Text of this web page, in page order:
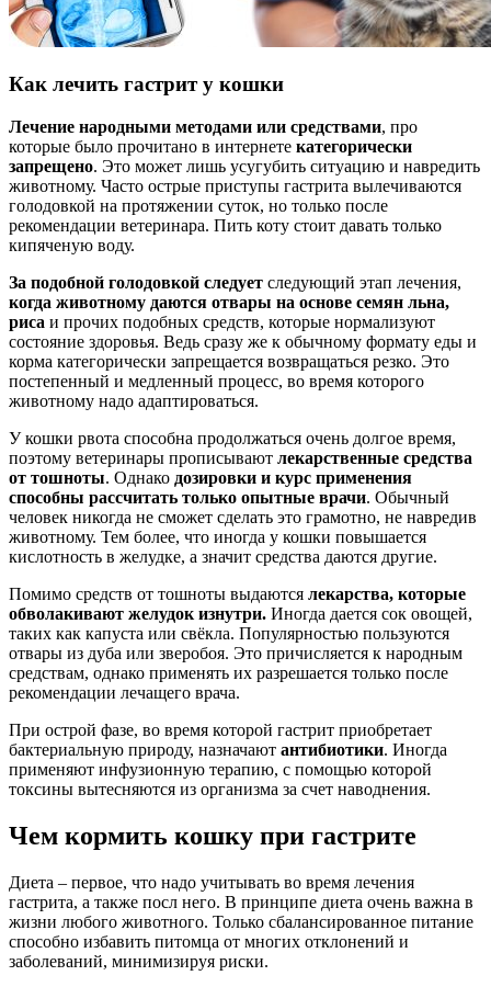
Как лечить гастрит у кошки
Лечение народными методами или средствами, про
которые было прочитано в интернете категорически
запрещено. Это может лишь усугубить ситуацию и навредить
животному. Часто острые приступы гастрита вылечиваются
голодовкой на протяжении суток, но только после
рекомендации ветеринара. Пить коту стоит давать только
кипяченую воду.
За подобной голодовкой следует следующий этап лечения,
когда животному даются отвары на основе семян льна,
риса и прочих подобных средств, которые нормализуют
состояние здоровья. Ведь сразу же к обычному формату еды и
корма категорически запрещается возвращаться резко. Это
постепенный и медленный процесс, во время которого
животному надо адаптироваться.
У кошки рвота способна продолжаться очень долгое время,
поэтому ветеринары прописывают лекарственные средства
от тошноты. Однако дозировки и курс применения
способны рассчитать только опытные врачи. Обычный
человек никогда не сможет сделать это грамотно, не навредив
животному. Тем более, что иногда у кошки повышается
кислотность в желудке, а значит средства даются другие.
Помимо средств от тошноты выдаются лекарства, которые
обволакивают желудок изнутри. Иногда дается сок овощей,
таких как капуста или свёкла. Популярностью пользуются
отвары из дуба или зверобоя. Это причисляется к народным
средствам, однако применять их разрешается только после
рекомендации лечащего врача.
При острой фазе, во время которой гастрит приобретает
бактериальную природу, назначают антибиотики. Иногда
применяют инфузионную терапию, с помощью которой
токсины вытесняются из организма за счет наводнения.
Чем кормить кошку при гастрите
Диета – первое, что надо учитывать во время лечения
гастрита, а также посл него. В принципе диета очень важна в
жизни любого животного. Только сбалансированное питание
способно избавить питомца от многих отклонений и
заболеваний, минимизируя риски.